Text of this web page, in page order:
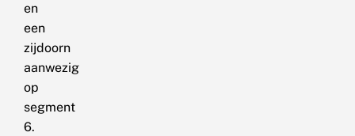
en
een
zijdoorn
aanwezig
op
segment
6.